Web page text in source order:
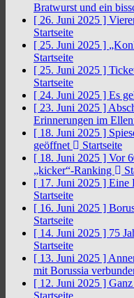
Bratwurst und ein
[ 26. Juni 2025 ]
Startseite
[ 25. Juni 2025 ]
Startseite
[ 25. Juni 2025 ]
Startseite
[ 24. Juni 2025 ] Es
[ 23. Juni 2025 ]
Erinnerungen im
[ 18. Juni 2025 ]
geöffnet
Startseite
[ 18. Juni 2025 ] Vor
„kicker“-Ranking
[ 17. Juni 2025 ] Eine
Startseite
[ 16. Juni 2025 ]
Startseite
[ 14. Juni 2025 ] 75
Startseite
[ 13. Juni 2025 ]
mit Borussia
[ 12. Juni 2025 ]
Startseite